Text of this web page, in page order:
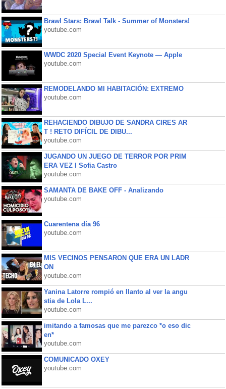
Brawl Stars: Brawl Talk - Summer of Monsters!
youtube.com
WWDC 2020 Special Event Keynote — Apple
youtube.com
REMODELANDO MI HABITACIÓN: EXTREMO
youtube.com
REHACIENDO DIBUJO DE SANDRA CIRES AR
T ! RETO DIFÍCIL DE DIBU...
youtube.com
JUGANDO UN JUEGO DE TERROR POR PRIM
ERA VEZ l Sofia Castro
youtube.com
SAMANTA DE BAKE OFF - Analizando
youtube.com
Cuarentena día 96
youtube.com
MIS VECINOS PENSARON QUE ERA UN LADR
ON
youtube.com
Yanina Latorre rompió en llanto al ver la angu
stia de Lola L...
youtube.com
imitando a famosas que me parezco *o eso dic
en*
youtube.com
COMUNICADO OXEY
youtube.com